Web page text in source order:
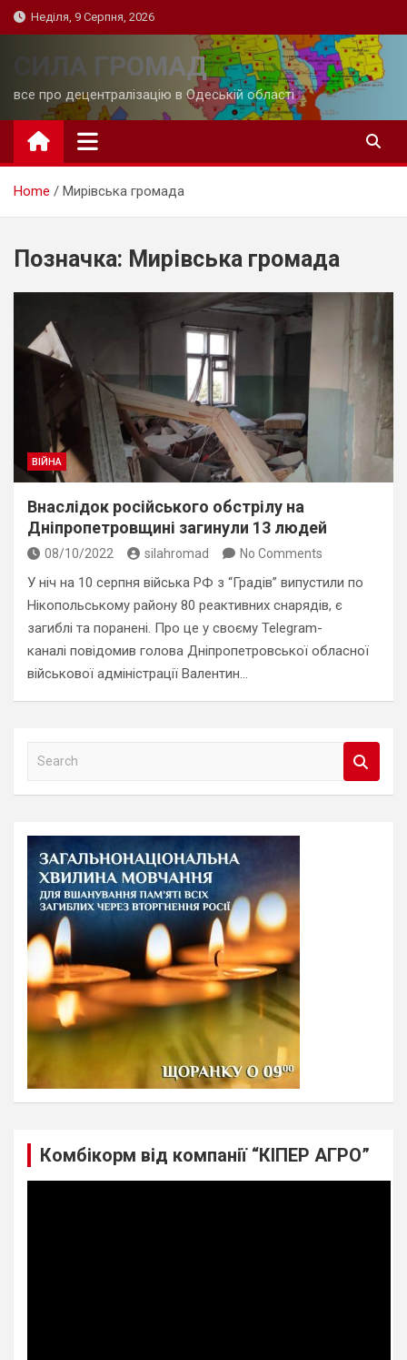
Skip
to
Неділя, 9 Серпня, 2026
СИЛА ГРОМАД
все про децентралізацію в Одеській області
Home Мирівська громада
Позначка: Мирівська громада
ВІЙНА
Внаслідок російського обстрілу на
Дніпропетровщині загинули 13 людей
08/10/2022 silahromad No Comments
У ніч на 10 серпня війська РФ з “Градів” випустили по
Нікопольському району 80 реактивних снарядів, є
загиблі та поранені. Про це у своєму Telegram-
каналі повідомив голова Дніпропетровської обласної
військової адміністрації Валентин…
a
Комбікорм від компанії “КІПЕР АГРО”